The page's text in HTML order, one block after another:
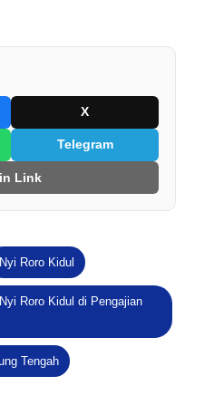
X
Telegram
Link
Nyi Roro Kidul
Roro Kidul di Pengajian
Tengah